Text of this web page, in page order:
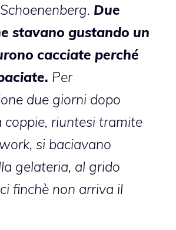
Due
stavano gustando un
cacciate perché
Per
due giorni dopo
coppie, riuntesi tramite
si baciavano
gelateria, al grido
finchè non arriva il